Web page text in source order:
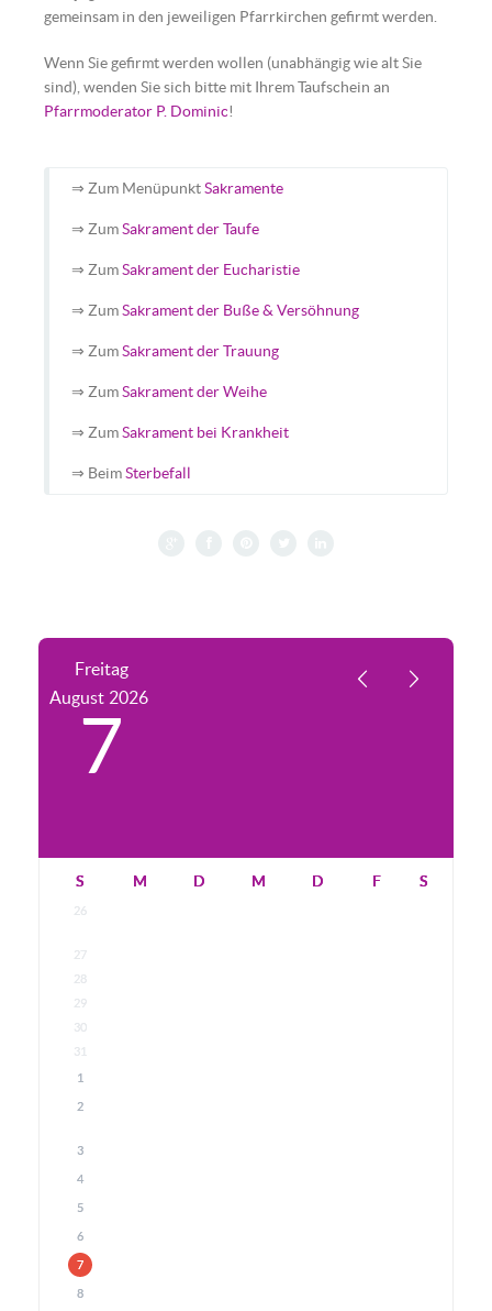
gemeinsam in den jeweiligen Pfarrkirchen gefirmt werden.
Wenn Sie gefirmt werden wollen (unabhängig wie alt Sie
sind), wenden Sie sich bitte mit Ihrem Taufschein an
Pfarrmoderator P. Dominic!
⇒ Zum MenüpunktSakramente
⇒ ZumSakrament der Taufe
⇒ ZumSakrament der Eucharistie
⇒ ZumSakrament der Buße & Versöhnung
⇒ ZumSakrament der Trauung
⇒ ZumSakrament der Weihe
⇒ ZumSakrament bei Krankheit
⇒ BeimSterbefall
Freitag
August 2026
7
S M D M D F S
26
27
28
29
30
31
1
2
3
4
5
6
7
8